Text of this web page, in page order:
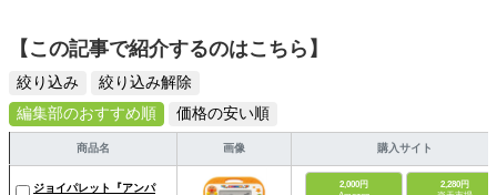
【この記事で紹介するのはこちら】
絞り込み
絞り込み解除
編集部のおすすめ順
価格の安い順
商品名 画像 購入サイト
ジョイパレット『アンパ
2,000円
2,280円